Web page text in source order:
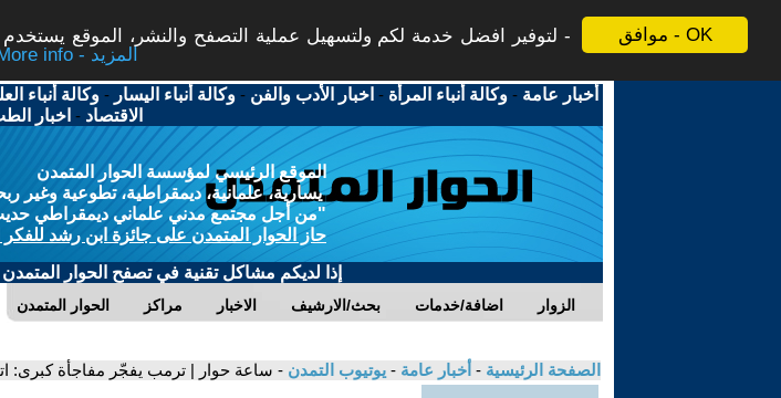
موافق - OK
لتوفير افضل خدمة لكم ولتسهيل عملية التصفح والنشر، الموقع
More info - المزيد
أخبار عامة -وكالة أنباء المرأة - اخبار الأدب والفن -وكالة أنباء اليسار -وكالة أنباء
الاقتصاد - اخبار
الموقع الرئيسي لمؤسسة الحوار المتمدن
يسارية، علمانية، ديمقراطية، تطوعية وغير
"من أجل مجتمع مدني علماني ديمقراطي حديث
حاز الحوار المتمدن على جائزة ابن رشد للفكر
إذا لديكم مشاكل تقنية في تصفح الحوار المتمدن
الحوار المتمدن مراكز الاخبار بحث/الارشيف اضافة/خدمات الزوار
الصفحة الرئيسية - أخبار عامة - يوتيوب التمدن - ساعة حوار | ترمب يفجّر مفاجأة كبرى: